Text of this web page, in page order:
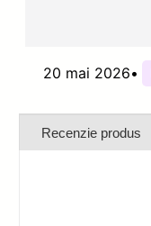
20 mai 2026•
Recenzie produs